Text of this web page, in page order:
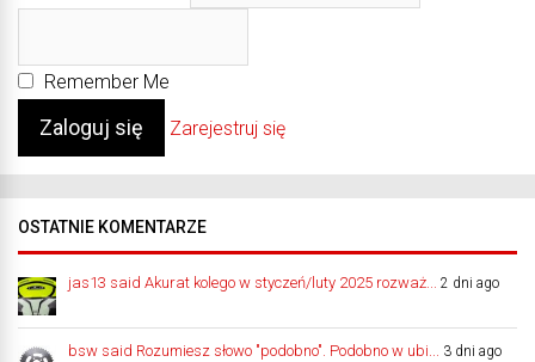
Remember Me
Zarejestruj się
OSTATNIE KOMENTARZE
jas13 said Akurat kolego w styczeń/luty 2025 rozważ... 2 dni ago
bsw said Rozumiesz słowo "podobno". Podobno w ubi... 3 dni ago